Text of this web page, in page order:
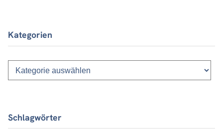
Kategorien
Kategorien
Schlagwörter